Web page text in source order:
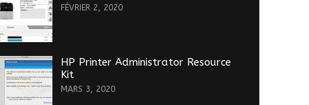
FÉVRIER 2, 2020
HP Printer Administrator Resource
Kit
MARS 3, 2020